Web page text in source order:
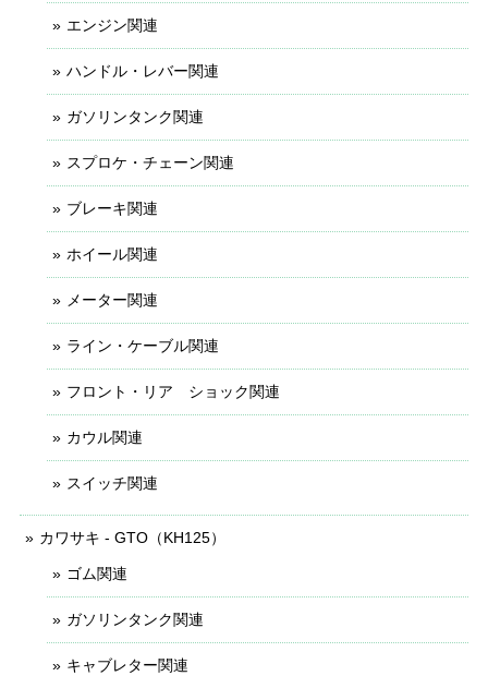
エンジン関連
ハンドル・レバー関連
ガソリンタンク関連
スプロケ・チェーン関連
ブレーキ関連
ホイール関連
メーター関連
ライン・ケーブル関連
フロント・リア ショック関連
カウル関連
スイッチ関連
カワサキ - GTO（KH125）
ゴム関連
ガソリンタンク関連
キャブレター関連